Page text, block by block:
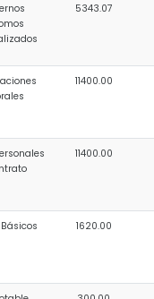
5343.07
11400.00
11400.00
1620.00